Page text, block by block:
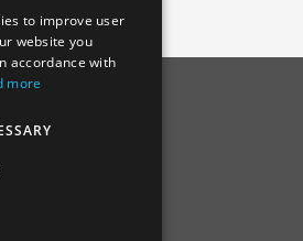
to improve user
website you
accordance with
more